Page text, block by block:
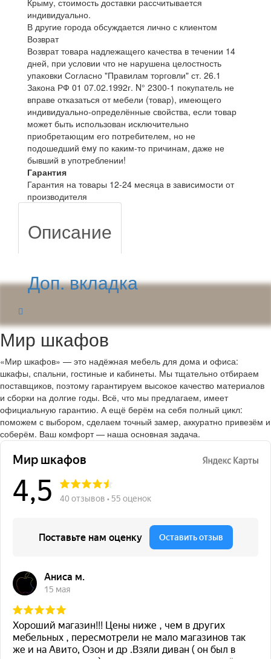
Крыму, стоимость доставки рассчитывается
индивидуально.
В другие города обсуждается лично с клиентом
Возврат
Возврат товара надлежащего качества в течении 14
дней, при условии что не нарушена целостность
упаковки Согласно "Правилам торговли" ст. 26.1
Закона РФ 01 07.02.1992г. N° 2300-1 покупатель не
вправе отказаться от мебели (товар), имеющего
индивидуально-определённые свойства, если товар
может быть использован исключительно
приобретающим его потребителем, но не
подошедший eмy по каким-то причинам, даже не
бывший в употреблении!
Гарантия
Гарантия на товары 12-24 месяца в зависимости от
производителя
Описание
Доп. вкладка
Мир шкафов
«Мир шкафов» — это надёжная мебель для дома и офиса:
шкафы, спальни, гостиные и кабинеты. Мы тщательно отбираем
поставщиков, поэтому гарантируем высокое качество материалов
и сборки на долгие годы. Всё, что мы предлагаем, имеет
официальную гарантию. А ещё берём на себя полный цикл:
поможем с выбором, сделаем точный замер, аккуратно привезём и
соберём. Ваш комфорт — наша основная задача.